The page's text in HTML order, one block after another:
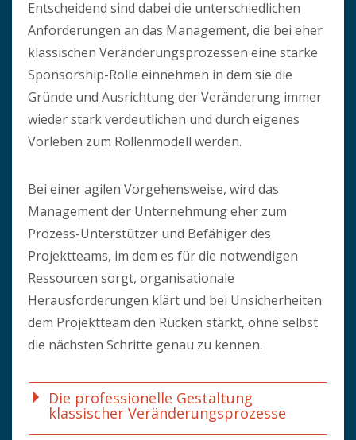
Entscheidend sind dabei die unterschiedlichen
Anforderungen an das Management, die bei eher
klassischen Veränderungsprozessen eine starke
Sponsorship-Rolle einnehmen in dem sie die
Gründe und Ausrichtung der Veränderung immer
wieder stark verdeutlichen und durch eigenes
Vorleben zum Rollenmodell werden.
Bei einer agilen Vorgehensweise, wird das
Management der Unternehmung eher zum
Prozess-Unterstützer und Befähiger des
Projektteams, im dem es für die notwendigen
Ressourcen sorgt, organisationale
Herausforderungen klärt und bei Unsicherheiten
dem Projektteam den Rücken stärkt, ohne selbst
die nächsten Schritte genau zu kennen.
Die professionelle Gestaltung
klassischer Veränderungsprozesse